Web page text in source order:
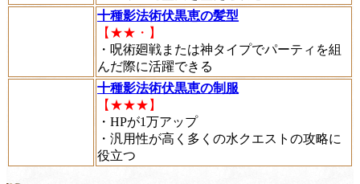
十種影法術伏黒恵の髪型
【★★・】
・呪術廻戦または神タイプでパーティを組
んだ際に活躍できる
十種影法術伏黒恵の制服
【★★★】
・HPが1万アップ
・汎用性が高く多くの水クエストの攻略に
役立つ